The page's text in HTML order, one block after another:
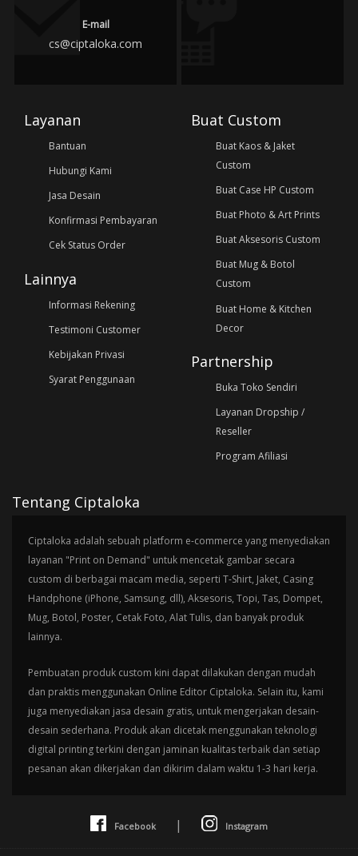
E-mail
cs@ciptaloka.com
Layanan
Bantuan
Hubungi Kami
Jasa Desain
Konfirmasi Pembayaran
Cek Status Order
Lainnya
Informasi Rekening
Testimoni Customer
Kebijakan Privasi
Syarat Penggunaan
Buat Custom
Buat Kaos & Jaket
Custom
Buat Case HP Custom
Buat Photo & Art Prints
Buat Aksesoris Custom
Buat Mug & Botol
Custom
Buat Home & Kitchen
Decor
Partnership
Buka Toko Sendiri
Layanan Dropship /
Reseller
Program Afiliasi
Tentang Ciptaloka
Ciptaloka adalah sebuah platform e-commerce yang menyediakan
layanan "Print on Demand" untuk mencetak gambar secara
custom di berbagai macam media, seperti T-Shirt, Jaket, Casing
Handphone (iPhone, Samsung, dll), Aksesoris, Topi, Tas, Dompet,
Mug, Botol, Poster, Cetak Foto, Alat Tulis, dan banyak produk
lainnya.
Pembuatan produk custom kini dapat dilakukan dengan mudah
dan praktis menggunakan Online Editor Ciptaloka. Selain itu, kami
juga menyediakan jasa desain gratis, untuk mengerjakan desain-
desain sederhana. Produk akan dicetak menggunakan teknologi
digital printing terkini dengan jaminan kualitas terbaik dan setiap
pesanan akan dikerjakan dan dikirim dalam waktu 1-3 hari kerja.
Facebook | Instagram